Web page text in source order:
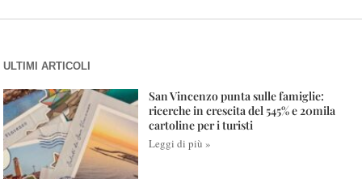
ULTIMI ARTICOLI
San Vincenzo punta sulle famiglie:
ricerche in crescita del 545% e 20mila
cartoline per i turisti
Leggi di più »